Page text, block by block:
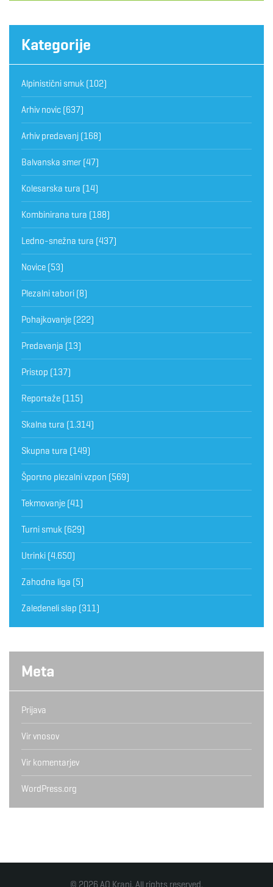
Kategorije
Alpinistični smuk (102)
Arhiv novic (637)
Arhiv predavanj (168)
Balvanska smer (47)
Kolesarska tura (14)
Kombinirana tura (188)
Ledno-snežna tura (437)
Novice (53)
Plezalni tabori (8)
Pohajkovanje (222)
Predavanja (13)
Pristop (137)
Reportaže (115)
Skalna tura (1.314)
Skupna tura (149)
Športno plezalni vzpon (569)
Tekmovanje (41)
Turni smuk (629)
Utrinki (4.650)
Zahodna liga (5)
Zaledeneli slap (311)
Meta
Prijava
Vir vnosov
Vir komentarjev
WordPress.org
© 2026 AO Kranj. All rights reserved.